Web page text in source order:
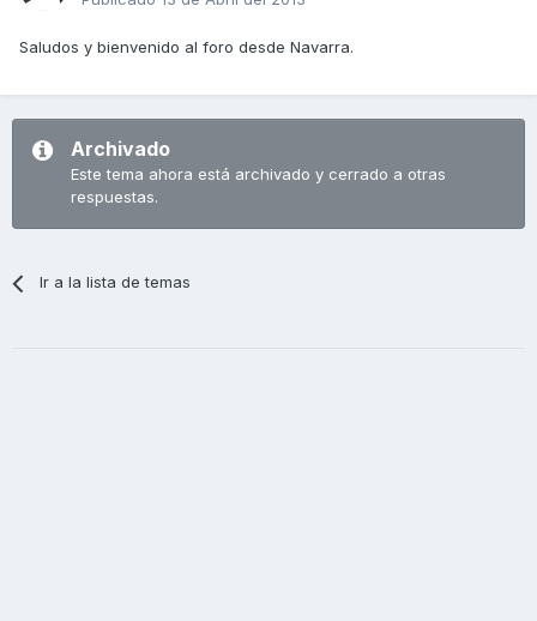
Saludos y bienvenido al foro desde Navarra.
Archivado
Este tema ahora está archivado y cerrado a otras
respuestas.
Ir a la lista de temas